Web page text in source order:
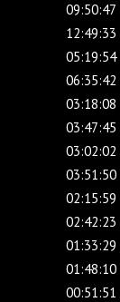
09:50:47
12:49:33
05:19:54
06:35:42
03:18:08
03:47:45
03:02:02
03:51:50
02:15:59
02:42:23
01:33:29
01:48:10
00:51:51